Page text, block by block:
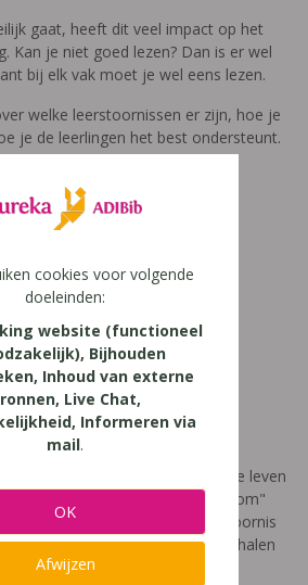
gaat, heeft dit veel impact op het
Kan je niet goed lezen? Dan is er wel
bij elk vak moet je wel eens lezen.
welke leerstoornissen er zijn, hoe je
je de leerlingen het best ondersteunt.
DOM
die toont hoe het is om te leven
film met als titel: "Ik heet niet dom"
dat de impact van een leerstoornis
je ziet in de klas. Je hoort verhalen
en ouders.
cookies voor volgende
doeleinden:
website (functioneel
Bijhouden
Inhoud van externe
Live Chat,
Informeren via
mail.
OK
Afwijzen